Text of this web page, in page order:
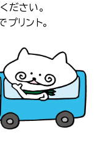
ださい。
リント。